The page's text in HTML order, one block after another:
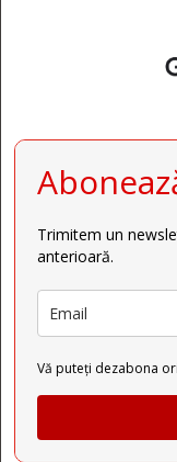
Trimitem un
anterioară.
Vă puteți dezabona